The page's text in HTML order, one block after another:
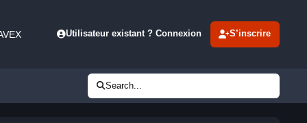
Utilisateur existant ? Connexion S’inscrire
Search...